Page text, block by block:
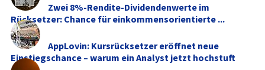
Zwei 8%-Rendite-Dividendenwerte im
Rücksetzer: Chance für einkommensorientierte ...
AppLovin: Kursrücksetzer eröffnet neue
Einstiegschance – warum ein Analyst jetzt hochstuft